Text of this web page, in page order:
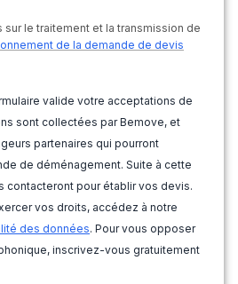
sur le traitement et la transmission de
de la demande de devis
valide votre acceptations de
sont collectées par Bemove, et
partenaires qui pourront
de déménagement. Suite à cette
contacteront pour établir vos devis.
vos droits, accédez à notre
des données. Pour vous opposer
inscrivez-vous gratuitement